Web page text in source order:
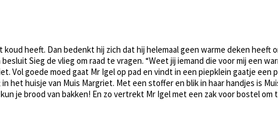
heeft. Dan bedenkt hij zich dat hij helemaal geen warme deken heeft
Sieg de vlieg om raad te vragen. “Weet jij iemand die voor mij een
Vol goede moed gaat Mr Igel op pad en vindt in een piepklein gaatje
huisje van Muis Margriet. Met een stoffer en blik in haar handjes is
je brood van bakken! En zo vertrekt Mr Igel met een zak voor bostel